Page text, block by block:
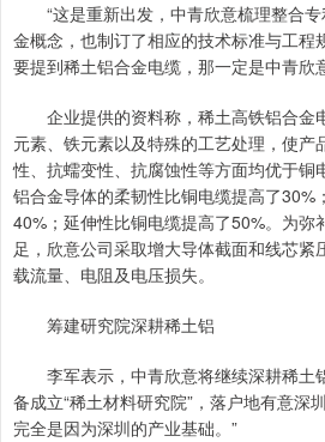
“这是重新出发，中青欣意梳理整合专
金概念，也制订了相应的技术标准与工程
要提到稀土铝合金电缆，那一定是中青欣
企业提供的资料称，稀土高铁铝合金
元素、铁元素以及特殊的工艺处理，使产
性、抗蠕变性、抗腐蚀性等方面均优于铜
铝合金导体的柔韧性比铜电缆提高了30%
40%；延伸性比铜电缆提高了50%。为弥
足，欣意公司采取增大导体截面和线芯紧
载流量、电阻及电压损失。
筹建研究院深耕稀土铝
李军表示，中青欣意将继续深耕稀土
备成立“稀土材料研究院”，落户地有意深
完全是因为深圳的产业基础。”